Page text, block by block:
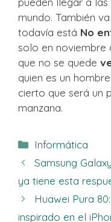
mundo. También
todavía está No
solo en noviembre
que no se quede
quien es un
cierto que será un
manzana.
Categorías
Informática
Samsung
ya tiene esta
Huawei Pura
inspirado en el